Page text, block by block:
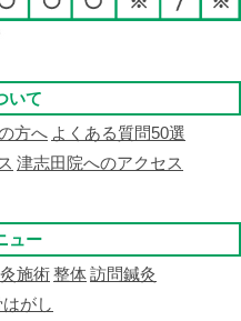
いて
方へ よくある質問50選
津志田院へのアクセス
ュー
施術整体訪問鍼灸
がし